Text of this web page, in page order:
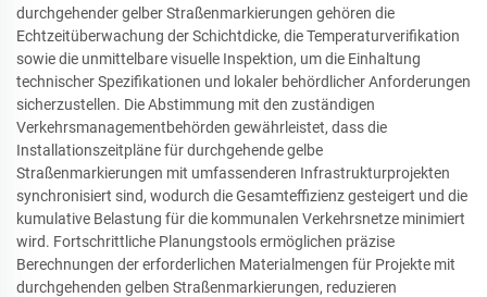
durchgehender gelber Straßenmarkierungen gehören die
Echtzeitüberwachung der Schichtdicke, die Temperaturverifikation
sowie die unmittelbare visuelle Inspektion, um die Einhaltung
technischer Spezifikationen und lokaler behördlicher Anforderungen
sicherzustellen. Die Abstimmung mit den zuständigen
Verkehrsmanagementbehörden gewährleistet, dass die
Installationszeitpläne für durchgehende gelbe
Straßenmarkierungen mit umfassenderen Infrastrukturprojekten
synchronisiert sind, wodurch die Gesamteffizienz gesteigert und die
kumulative Belastung für die kommunalen Verkehrsnetze minimiert
wird. Fortschrittliche Planungstools ermöglichen präzise
Berechnungen der erforderlichen Materialmengen für Projekte mit
durchgehenden gelben Straßenmarkierungen, reduzieren